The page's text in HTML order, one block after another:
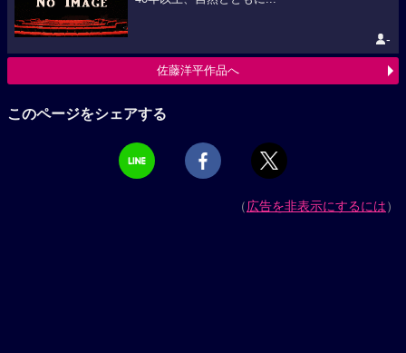
-
佐藤洋平作品へ
このページをシェアする
（広告を非表示にするには）